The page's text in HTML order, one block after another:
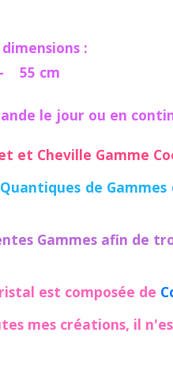
:
- 55 cm
le jour ou en
et Cheville Gamme
de
Gammes afin de
est composée de
mes créations, il